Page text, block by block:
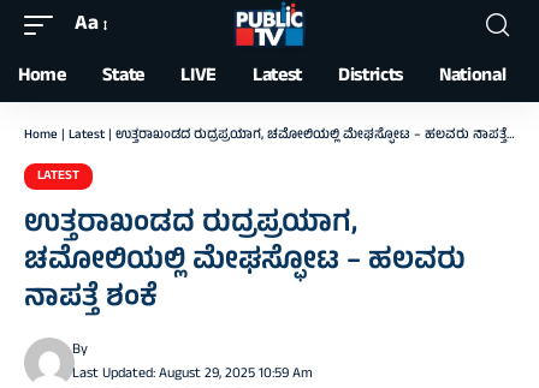
Font
Resizer
Aa
Home State LIVE Latest Districts National
Home | Latest | ಉತ್ತರಾಖಂಡದ ರುದ್ರಪ್ರಯಾಗ, ಚಮೋಲಿಯಲ್ಲಿ ಮೇಘಸ್ಫೋಟ – ಹಲವರು ನಾಪತ್ತೆ ಶಂಕೆ
LATEST
ಉತ್ತರಾಖಂಡದ ರುದ್ರಪ್ರಯಾಗ,
ಚಮೋಲಿಯಲ್ಲಿ ಮೇಘಸ್ಫೋಟ – ಹಲವರು
ನಾಪತ್ತೆ ಶಂಕೆ
Last Updated: August 29, 2025 10:59 Am
By